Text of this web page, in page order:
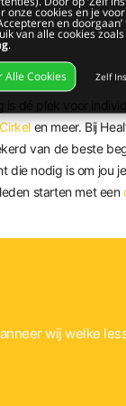
dé plek voor
en meer. Bij
van de beste
die nodig is om jou
starten met een
wij welke
onze cookies en je
en
van alle cookies
.
Alle Cookies Zelf